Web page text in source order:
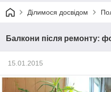
Ділимося досвідом
Балкони після ремонту:
15.01.2015